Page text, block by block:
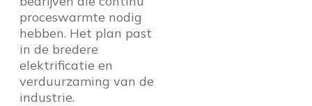
proceswarmte nodig
hebben. Het plan past
in de bredere
elektrificatie en
verduurzaming van de
industrie.